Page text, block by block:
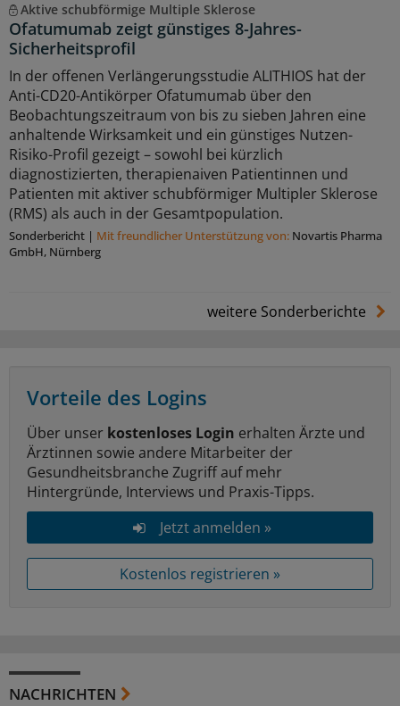
Aktive schubförmige Multiple Sklerose
Ofatumumab zeigt günstiges 8-Jahres-
Sicherheitsprofil
In der offenen Verlängerungsstudie ALITHIOS hat der
Anti-CD20-Antikörper Ofatumumab über den
Beobachtungszeitraum von bis zu sieben Jahren eine
anhaltende Wirksamkeit und ein günstiges Nutzen-
Risiko-Profil gezeigt – sowohl bei kürzlich
diagnostizierten, therapienaiven Patientinnen und
Patienten mit aktiver schubförmiger Multipler Sklerose
(RMS) als auch in der Gesamtpopulation.
Sonderbericht | Mit freundlicher Unterstützung von: Novartis Pharma
GmbH, Nürnberg
weitere Sonderberichte
Vorteile des Logins
Über unser kostenloses Login erhalten Ärzte und
Ärztinnen sowie andere Mitarbeiter der
Gesundheitsbranche Zugriff auf mehr
Hintergründe, Interviews und Praxis-Tipps.
Jetzt anmelden »
Kostenlos registrieren »
NACHRICHTEN